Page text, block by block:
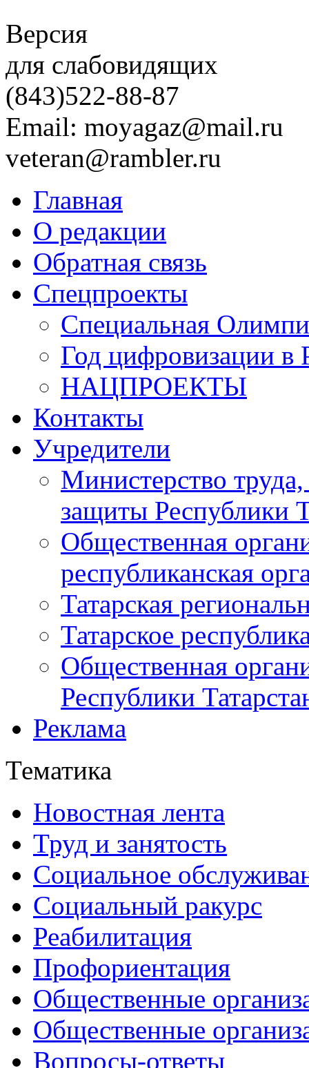
Версия
для слабовидящих
(843)522-88-87
Email: moyagaz@mail.ru
veteran@rambler.ru
Главная
О редакции
Обратная связь
Спецпроекты
Специальная
Год цифровизации в
НАЦПРОЕКТЫ
Контакты
Учредители
Министерство
защиты Республики
Общественная
республиканская
Татарская
Татарское
Общественная
Республики
Реклама
Тематика
Новостная лента
Труд и занятость
Социальное
Социальный ракурс
Реабилитация
Профориентация
Общественные
Общественные
Вопросы-ответы